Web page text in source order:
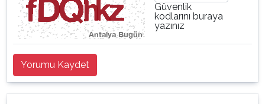
Güvenlik
kodlarını buraya
yazınız
Yorumu Kaydet